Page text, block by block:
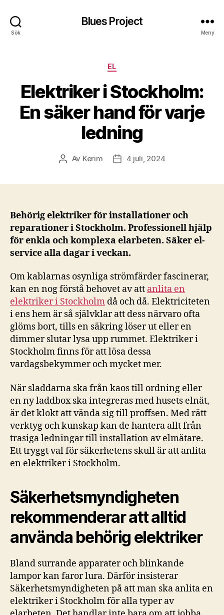
Sök
Blues Project
Meny
Kategorier
EL
Elektriker i Stockholm:
En säker hand för varje
ledning
Inläggsförfattare
Av Kerim Inläggsdatum
4 juli, 2024
Behörig elektriker för installationer och
reparationer i Stockholm. Professionell hjälp
för enkla och komplexa elarbeten. Säker el-
service alla dagar i veckan.
Om kablarnas osynliga strömfärder fascinerar,
kan en nog förstå behovet av att anlita en
elektriker i Stockholm då och då. Elektriciteten
i ens hem är så självklar att dess närvaro ofta
glöms bort, tills en säkring löser ut eller en
dimmer slutar lysa upp rummet. Elektriker i
Stockholm finns för att lösa dessa
vardagsbekymmer och mycket mer.
När sladdarna ska från kaos till ordning eller
en ny laddbox ska integreras med husets elnät,
är det klokt att vända sig till proffsen. Med rätt
verktyg och kunskap kan de hantera allt från
trasiga ledningar till installation av elmätare.
Ett tryggt val för säkerhetens skull är att anlita
en elektriker i Stockholm.
Säkerhetsmyndigheten
rekommenderar att alltid
använda behörig elektriker
Bland surrande apparater och blinkande
lampor kan faror lura. Därför insisterar
Säkerhetsmyndigheten på att man ska anlita en
elektriker i Stockholm för alla typer av